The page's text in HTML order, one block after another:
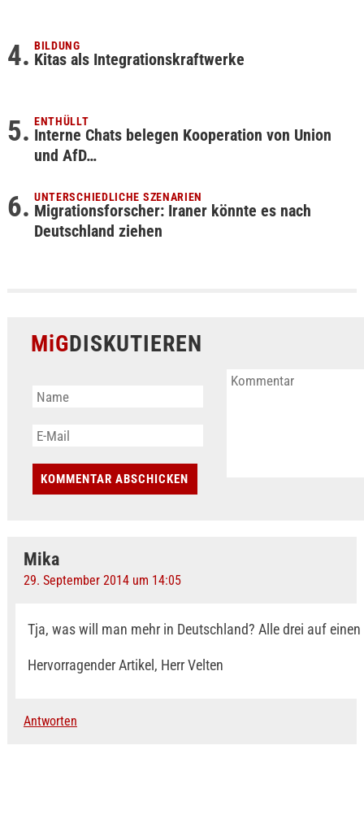
BILDUNG
Kitas als Integrationskraftwerke
ENTHÜLLT
Interne Chats belegen Kooperation von Union
und AfD…
UNTERSCHIEDLICHE SZENARIEN
Migrationsforscher: Iraner könnte es nach
Deutschland ziehen
MiGDISKUTIEREN
Mika
29. September 2014 um 14:05
Tja, was will man mehr in Deutschland? Alle drei auf einen
Hervorragender Artikel, Herr Velten
Antworten